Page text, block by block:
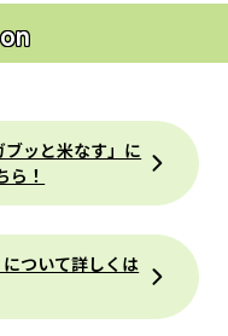
ッと米なす」に
ら！
ついて詳しくは